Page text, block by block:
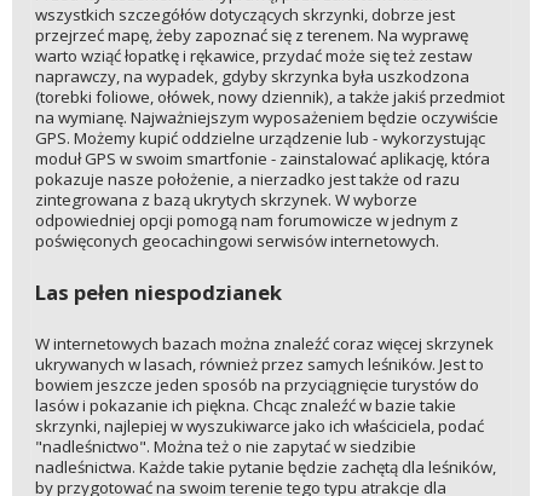
wszystkich szczegółów dotyczących skrzynki, dobrze jest
przejrzeć mapę, żeby zapoznać się z terenem. Na wyprawę
warto wziąć łopatkę i rękawice, przydać może się też zestaw
naprawczy, na wypadek, gdyby skrzynka była uszkodzona
(torebki foliowe, ołówek, nowy dziennik), a także jakiś przedmiot
na wymianę. Najważniejszym wyposażeniem będzie oczywiście
GPS. Możemy kupić oddzielne urządzenie lub - wykorzystując
moduł GPS w swoim smartfonie - zainstalować aplikację, która
pokazuje nasze położenie, a nierzadko jest także od razu
zintegrowana z bazą ukrytych skrzynek. W wyborze
odpowiedniej opcji pomogą nam forumowicze w jednym z
poświęconych geocachingowi serwisów internetowych.
Las pełen niespodzianek
W internetowych bazach można znaleźć coraz więcej skrzynek
ukrywanych w lasach, również przez samych leśników. Jest to
bowiem jeszcze jeden sposób na przyciągnięcie turystów do
lasów i pokazanie ich piękna. Chcąc znaleźć w bazie takie
skrzynki, najlepiej w wyszukiwarce jako ich właściciela, podać
"nadleśnictwo". Można też o nie zapytać w siedzibie
nadleśnictwa. Każde takie pytanie będzie zachętą dla leśników,
by przygotować na swoim terenie tego typu atrakcje dla